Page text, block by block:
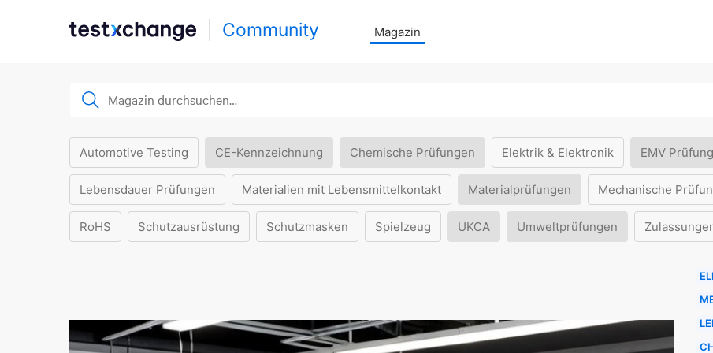
Community Magazin
Automotive Testing CE-Kennzeichnung Chemische Prüfungen Elektrik & Elektronik EMV
Lebensdauer Prüfungen Materialien mit Lebensmittelkontakt Materialprüfungen Mechanische
RoHS Schutzausrüstung Schutzmasken Spielzeug UKCA Umweltprüfungen